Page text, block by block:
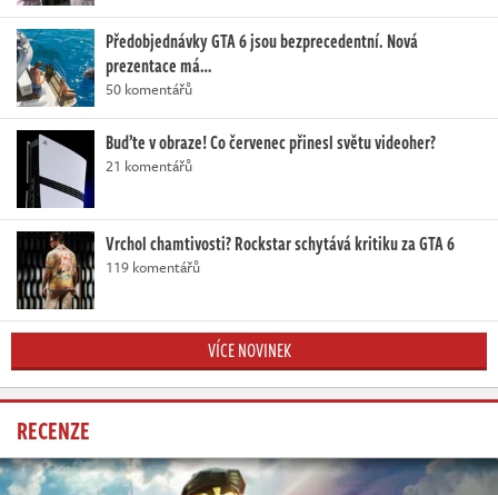
Předobjednávky GTA 6 jsou bezprecedentní. Nová
prezentace má…
50 komentářů
Buďte v obraze! Co červenec přinesl světu videoher?
21 komentářů
Vrchol chamtivosti? Rockstar schytává kritiku za GTA 6
119 komentářů
VÍCE NOVINEK
RECENZE